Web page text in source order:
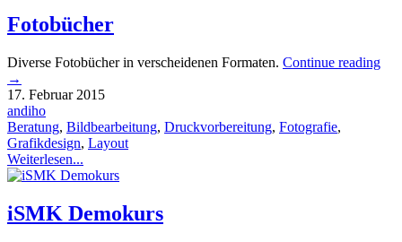
Fotobücher
Diverse Fotobücher in verscheidenen Formaten. Continue reading
→
17. Februar 2015
andiho
Beratung, Bildbearbeitung, Druckvorbereitung, Fotografie,
Grafikdesign, Layout
Weiterlesen...
iSMK Demokurs